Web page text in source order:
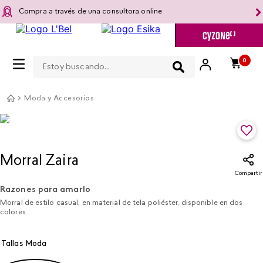
Compra a través de una consultora online
0
Moda y Accesorios
Morral Zaira
Compartir
Razones para amarlo
Morral de estilo casual, en material de tela poliéster, disponible en dos
colores.
Tallas Moda